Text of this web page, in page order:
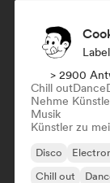
> 2900
Chill outDance
Nehme
Musik
Künstler zu
Disco
Chill out